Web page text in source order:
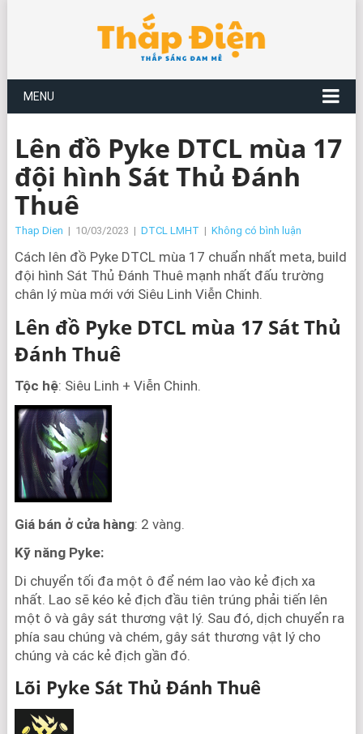
MENU
Lên đồ Pyke DTCL mùa 17
đội hình Sát Thủ Đánh
Thuê
Thap Dien | 10/03/2023 | DTCL LMHT | Không có bình luận
Cách lên đồ Pyke DTCL mùa 17 chuẩn nhất meta, build
đội hình Sát Thủ Đánh Thuê mạnh nhất đấu trường
chân lý mùa mới với Siêu Linh Viễn Chinh.
Lên đồ Pyke DTCL mùa 17 Sát Thủ
Đánh Thuê
Tộc hệ: Siêu Linh + Viễn Chinh.
Giá bán ở cửa hàng: 2 vàng.
Kỹ năng Pyke:
Di chuyển tối đa một ô để ném lao vào kẻ địch xa
nhất. Lao sẽ kéo kẻ địch đầu tiên trúng phải tiến lên
một ô và gây sát thương vật lý. Sau đó, dịch chuyển ra
phía sau chúng và chém, gây sát thương vật lý cho
chúng và các kẻ địch gần đó.
Lõi Pyke Sát Thủ Đánh Thuê